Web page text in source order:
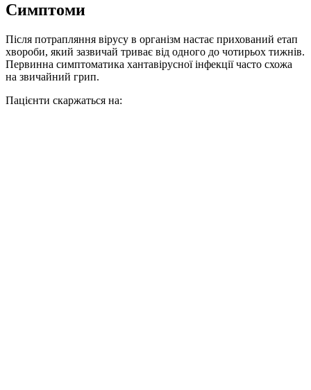
Симптоми
Після потрапляння вірусу в організм настає прихований етап
хвороби, який зазвичай триває від одного до чотирьох тижнів.
Первинна симптоматика хантавірусної інфекції часто схожа
на звичайний грип.
Пацієнти скаржаться на: